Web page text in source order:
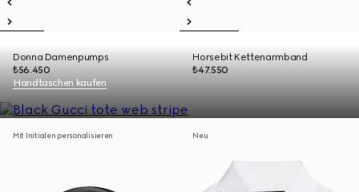
Donna Damenpumps
₺56.450
Horsebit Kettenarmband
₺47.550
Handtaschen kaufen
Mit Initialen personalisieren Neu